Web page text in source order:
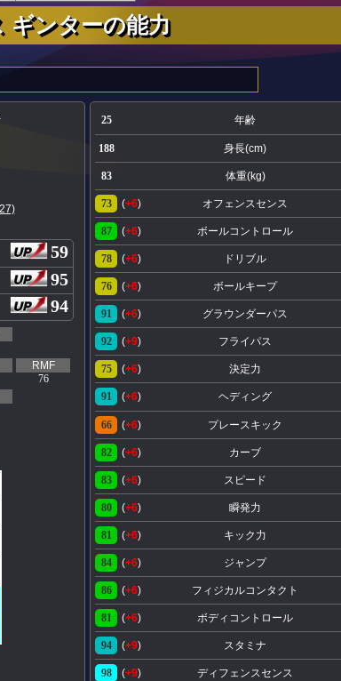
ギンターの能力
59
95
94
RMF
76
25 年齢
188 身長(cm)
83 体重(kg)
73 (+6) オフェンスセンス
87 (+6) ボールコントロール
78 (+6) ドリブル
76 (+6) ボールキープ
91 (+6) グラウンダーパス
92 (+9) フライパス
75 (+6) 決定力
91 (+6) ヘディング
66 (+6) プレースキック
82 (+6) カーブ
83 (+6) スピード
80 (+6) 瞬発力
81 (+6) キック力
84 (+6) ジャンプ
86 (+6) フィジカルコンタクト
81 (+6) ボディコントロール
94 (+9) スタミナ
98 (+9) ディフェンスセンス